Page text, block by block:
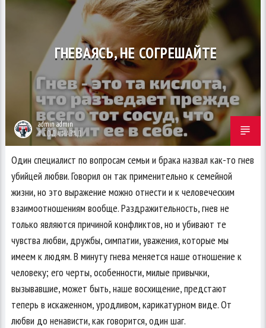
ГНЕВАЯСЬ, НЕ СОГРЕШАЙТЕ
admin admin
4 ГОДА НАЗАД
Один специалист по вопросам семьи и брака назвал как-то гнев
убийцей любви. Говорил он так применительно к семейной
жизни, но это выражение можно отнести и к человеческим
взаимоотношениям вообще. Раздражительность, гнев не
только являются причиной конфликтов, но и убивают те
чувства любви, дружбы, симпатии, уважения, которые мы
имеем к людям. В минуту гнева меняется наше отношение к
человеку; его черты, особенности, милые привычки,
вызывавшие, может быть, наше восхищение, предстают
теперь в искаженном, уродливом, карикатурном виде. От
любви до ненависти, как говорится, один шаг.